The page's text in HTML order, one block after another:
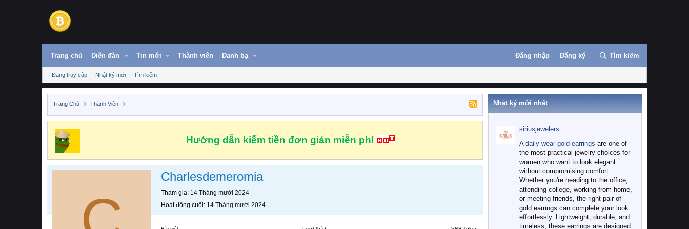
Trang chủ Diễn đàn Tin mới Thành viên Danh bạ Đăng nhập Đăng ký Tìm kiếm
Đang truy cập Nhật ký mới Tìm kiếm
Trang Chủ Thành Viên
Hướng dẫn kiếm tiền đơn giản miễn phí
Charlesdemeromia
Tham gia 14 Tháng mười 2024
Hoạt động cuối 14 Tháng mười 2024
Nhật ký mới nhất
siriusjewelers
A daily wear gold earrings are one of
the most practical jewelry choices for
women who want to look elegant
without compromising comfort.
Whether you're heading to the office,
attending college, working from home,
or meeting friends, the right pair of
gold earrings can complete your look
effortlessly. Lightweight, durable, and
timeless, these earrings are designed